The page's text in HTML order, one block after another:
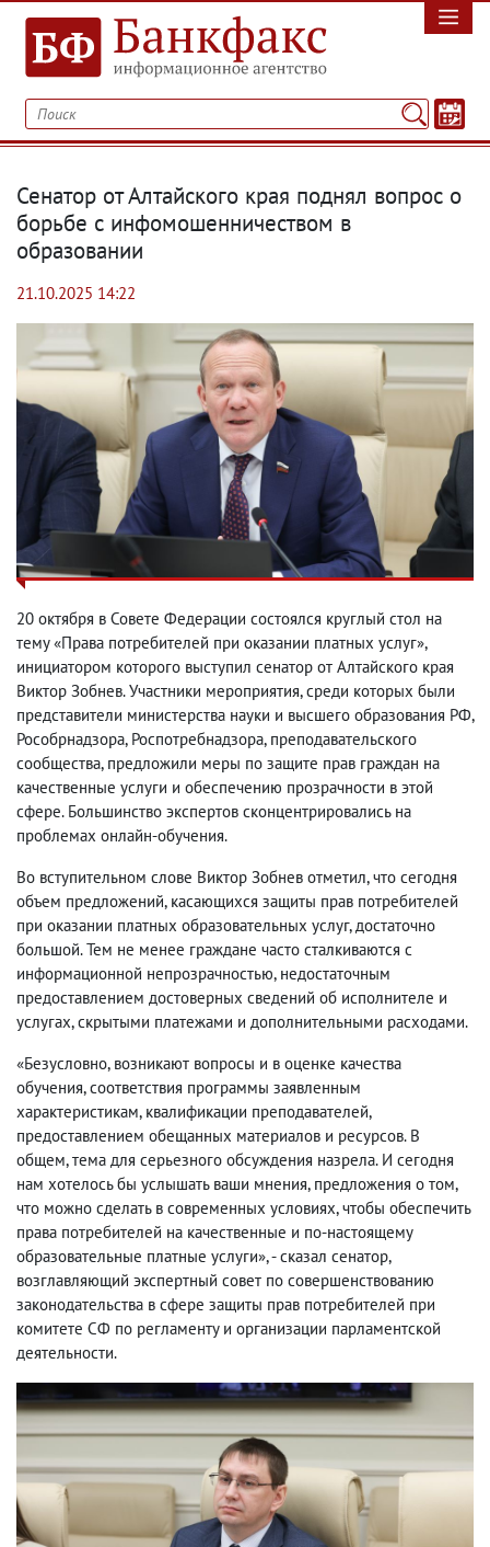
Сенатор от Алтайского края поднял вопрос о
борьбе с инфомошенничеством в
образовании
21.10.2025 14:22
20 октября в Совете Федерации состоялся круглый стол на
тему «Права потребителей при оказании платных услуг»,
инициатором которого выступил сенатор от Алтайского края
Виктор Зобнев. Участники мероприятия, среди которых были
представители министерства науки и высшего образования РФ,
Рособрнадзора, Роспотребнадзора, преподавательского
сообщества, предложили меры по защите прав граждан на
качественные услуги и обеспечению прозрачности в этой
сфере. Большинство экспертов сконцентрировались на
проблемах онлайн-обучения.
Во вступительном слове Виктор Зобнев отметил, что сегодня
объем предложений, касающихся защиты прав потребителей
при оказании платных образовательных услуг, достаточно
большой. Тем не менее граждане часто сталкиваются с
информационной непрозрачностью, недостаточным
предоставлением достоверных сведений об исполнителе и
услугах, скрытыми платежами и дополнительными расходами.
«Безусловно, возникают вопросы и в оценке качества
обучения, соответствия программы заявленным
характеристикам, квалификации преподавателей,
предоставлением обещанных материалов и ресурсов. В
общем, тема для серьезного обсуждения назрела. И сегодня
нам хотелось бы услышать ваши мнения, предложения о том,
что можно сделать в современных условиях, чтобы обеспечить
права потребителей на качественные и по-настоящему
образовательные платные услуги», - сказал сенатор,
возглавляющий экспертный совет по совершенствованию
законодательства в сфере защиты прав потребителей при
комитете СФ по регламенту и организации парламентской
деятельности.